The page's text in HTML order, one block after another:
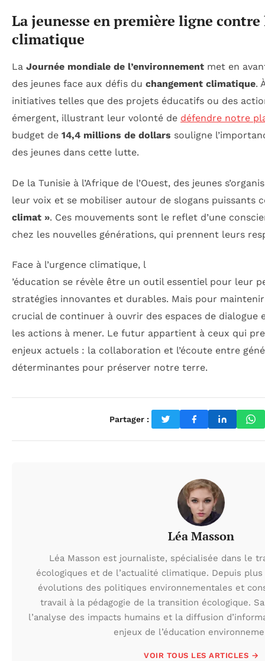
La jeunesse en première ligne
climatique
La Journée mondiale de l’environnement met en
des jeunes face aux défis du changement climatique.
initiatives telles que des projets éducatifs ou des
émergent, illustrant leur volonté de défendre notre
budget de 14,4 millions de dollars souligne
des jeunes dans cette lutte.
De la Tunisie à l’Afrique de l’Ouest, des jeunes
leur voix et se mobiliser autour de slogans puissants
climat ». Ces mouvements sont le reflet d’une
chez les nouvelles générations, qui prennent leurs
Face à l’urgence climatique, l
’éducation se révèle être un outil essentiel pour leur
stratégies innovantes et durables. Mais pour
crucial de continuer à ouvrir des espaces de dialogue
les actions à mener. Le futur appartient à ceux qui
enjeux actuels : la collaboration et l’écoute entre
déterminantes pour préserver notre terre.
Partager :
Léa Masson
Léa Masson est journaliste, spécialisée dans le
écologiques et de l’actualité climatique. Depuis
évolutions des politiques environnementales et
travail à la pédagogie de la transition écologique.
l’analyse des impacts humains et la diffusion
enjeux de l’éducation
VOIR TOUS LES ARTICLES →